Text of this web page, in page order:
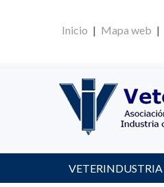
Inicio | Mapa web |
VETERINDUSTRIA